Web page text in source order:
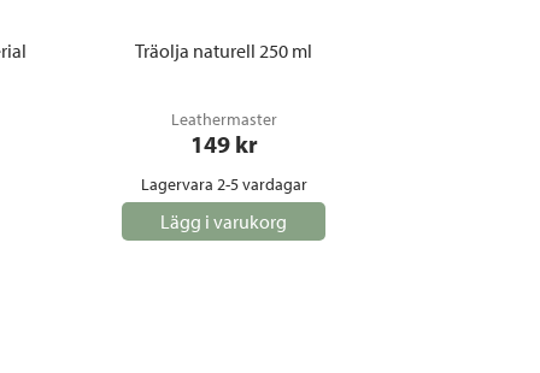
Träolja naturell 250 ml
Leathermaster
149 kr
Lagervara 2-5 vardagar
Lägg i varukorg